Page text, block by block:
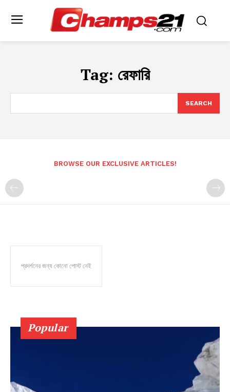
Tag: রেফারি
SEARCH
BROWSE OUR EXCLUSIVE ARTICLES!
প্রদর্শনের জন্য কোনো পোস্ট নেই
Popular